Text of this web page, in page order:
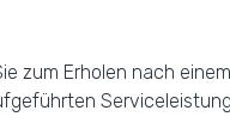
zum Erholen nach